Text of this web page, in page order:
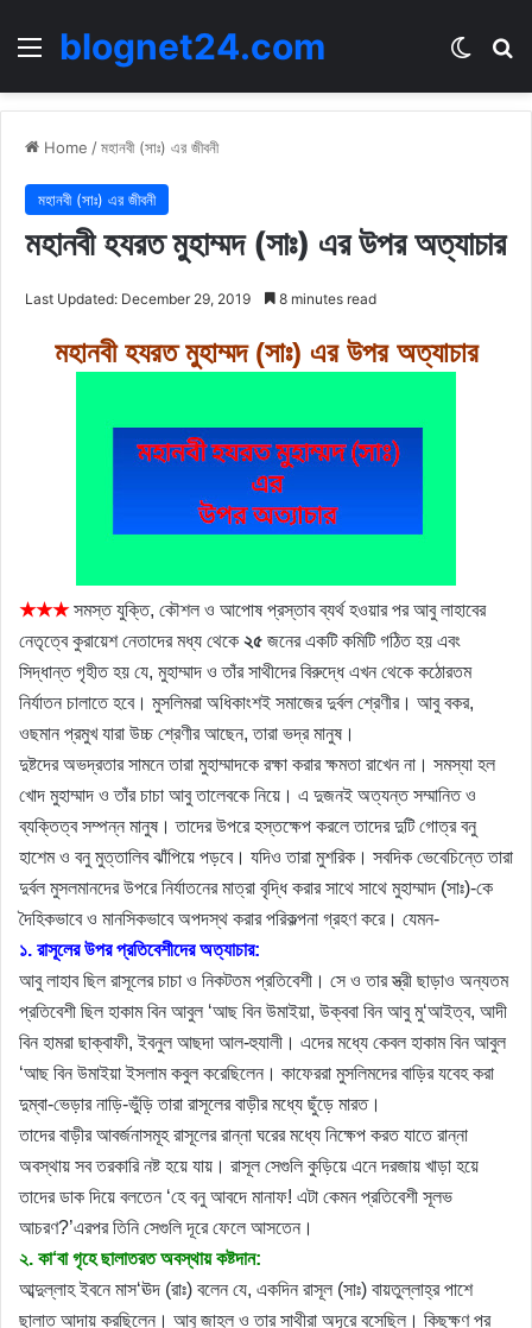
Menublognet24.com
Home /মহানবী (সাঃ) এর জীবনী
মহানবী (সাঃ) এর জীবনী
মহানবী হযরত মুহাম্মদ (সাঃ) এর উপর অত্যাচার
Last Updated: December 29, 2019 8 minutes read
মহানবী হযরত মুহাম্মদ (সাঃ) এর উপর অত্যাচার
★★★ সমস্ত যুক্তি, কৌশল ও আপোষ প্রস্তাব ব্যর্থ হওয়ার পর আবু লাহাবের
নেতৃত্বে কুরায়েশ নেতাদের মধ্য থেকে ২৫ জনের একটি কমিটি গঠিত হয় এবং
সিদ্ধান্ত গৃহীত হয় যে, মুহাম্মাদ ও তাঁর সাথীদের বিরুদ্ধে এখন থেকে কঠোরতম
নির্যাতন চালাতে হবে। মুসলিমরা অধিকাংশই সমাজের দুর্বল শ্রেণীর। আবু বকর,
ওছমান প্রমুখ যারা উচ্চ শ্রেণীর আছেন, তারা ভদ্র মানুষ।
দুষ্টদের অভদ্রতার সামনে তারা মুহাম্মাদকে রক্ষা করার ক্ষমতা রাখেন না। সমস্যা হল
খোদ মুহাম্মাদ ও তাঁর চাচা আবু তালেবকে নিয়ে। এ দুজনই অত্যন্ত সম্মানিত ও
ব্যক্তিত্ব সম্পন্ন মানুষ। তাদের উপরে হস্তক্ষেপ করলে তাদের দুটি গোত্র বনু
হাশেম ও বনু মুত্তালিব ঝাঁপিয়ে পড়বে। যদিও তারা মুশরিক। সবদিক ভেবেচিন্তে তারা
দুর্বল মুসলমানদের উপরে নির্যাতনের মাত্রা বৃদ্ধি করার সাথে সাথে মুহাম্মাদ (সাঃ)-কে
দৈহিকভাবে ও মানসিকভাবে অপদস্থ করার পরিকল্পনা গ্রহণ করে। যেমন-
১. রাসূলের উপর প্রতিবেশীদের অত্যাচার:
আবু লাহাব ছিল রাসূলের চাচা ও নিকটতম প্রতিবেশী। সে ও তার স্ত্রী ছাড়াও অন্যতম
প্রতিবেশী ছিল হাকাম বিন আবুল ‘আছ বিন উমাইয়া, উক্ববা বিন আবু মু‘আইত্ব, আদী
বিন হামরা ছাক্বাফী, ইবনুল আছদা আল-হুযালী। এদের মধ্যে কেবল হাকাম বিন আবুল
‘আছ বিন উমাইয়া ইসলাম কবুল করেছিলেন। কাফেররা মুসলিমদের বাড়ির যবেহ করা
দুম্বা-ভেড়ার নাড়ি-ভুঁড়ি তারা রাসূলের বাড়ীর মধ্যে ছুঁড়ে মারত।
তাদের বাড়ীর আবর্জনাসমূহ রাসূলের রান্না ঘরের মধ্যে নিক্ষেপ করত যাতে রান্না
অবস্থায় সব তরকারি নষ্ট হয়ে যায়। রাসূল সেগুলি কুড়িয়ে এনে দরজায় খাড়া হয়ে
তাদের ডাক দিয়ে বলতেন ‘হে বনু আবদে মানাফ! এটা কেমন প্রতিবেশী সূলভ
আচরণ?’এরপর তিনি সেগুলি দূরে ফেলে আসতেন।
২. কা‘বা গৃহে ছালাতরত অবস্থায় কষ্টদান:
আব্দুল্লাহ ইবনে মাস‘ঊদ (রাঃ) বলেন যে, একদিন রাসূল (সাঃ) বায়তুল্লাহ্র পাশে
ছালাত আদায় করছিলেন। আবু জাহল ও তার সাথীরা অদূরে বসেছিল। কিছুক্ষণ পর